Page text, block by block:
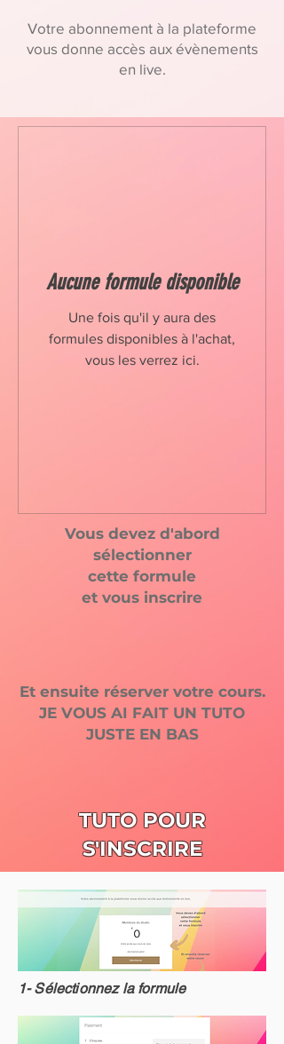
Votre abonnement à la plateforme
vous donne accès aux évènements
en live.
Aucune formule disponible
Une fois qu'il y aura des
formules disponibles à l'achat,
vous les verrez ici.
Vous devez d'abord
sélectionner
cette formule
et vous inscrire
Et ensuite réserver votre cours.
JE VOUS AI FAIT UN TUTO
JUSTE EN BAS
TUTO POUR
S'INSCRIRE
1- Sélectionnez la formule